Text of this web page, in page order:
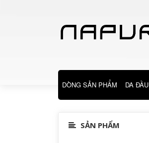
DÒNG SẢN PHẨM DA ĐẦU
SẢN PHẨM